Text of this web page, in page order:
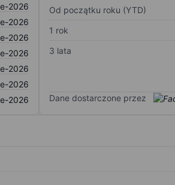
2026
2026
2026
2026
2026
2026
2026
Od początku roku (YTD)
1 rok
3 lata
Dane dostarczone przez